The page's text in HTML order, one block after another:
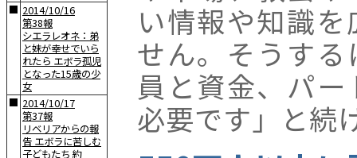
■ 2014/10/16
第38報
シエラレオネ：弟
と妹が幸せでいら
れたら エボラ孤児
となった15歳の少
女
■ 2014/10/17
第37報
リベリアからの報
告 エボラに苦しむ
子どもたち 約
い情報や知識
せん。そうす
員と資金、パ
必要です」と続